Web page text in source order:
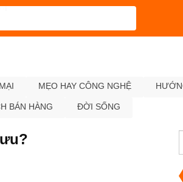
MẸO HAY CÔNG NGHỆ
BÁN HÀNG ĐỜI SỐNG